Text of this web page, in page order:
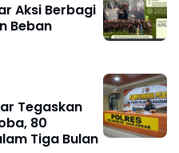
Aksi Berbagi
Beban
Tegaskan
80
Tiga Bulan